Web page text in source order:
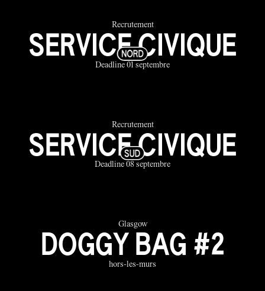
Recrutement
SERVICE CIVIQUE
Deadline 01 septembre
Recrutement
SERVICE CIVIQUE
Deadline 08 septembre
Glasgow
DOGGY BAG #2
hors-les-murs